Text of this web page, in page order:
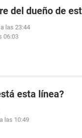
del dueño de
las 23:44
06:03
esta línea?
las 10:49